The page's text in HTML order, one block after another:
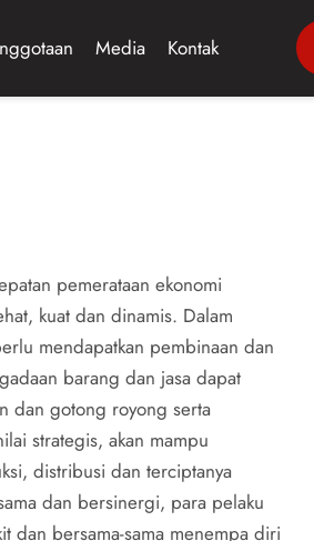
Media Kontak
pemerataan ekonomi
kuat dan dinamis. Dalam
mendapatkan pembinaan dan
barang dan jasa dapat
dan gotong royong serta
strategis, akan mampu
distribusi dan terciptanya
dan bersinergi, para pelaku
dan bersama-sama menempa diri